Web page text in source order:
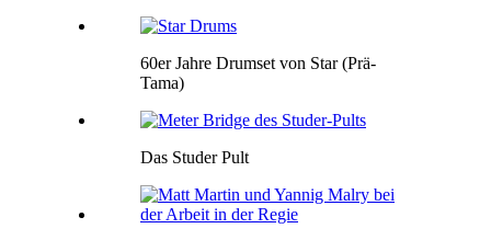
60er Jahre Drumset von Star (Prä-
Tama)
Das Studer Pult